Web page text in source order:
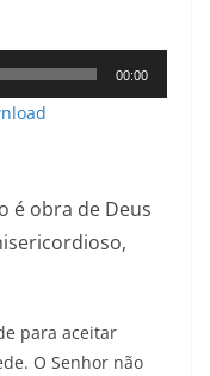
00:00
é obra de Deus
para aceitar
O Senhor não